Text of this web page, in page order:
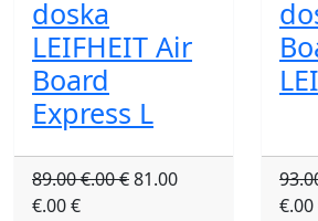
doska
LEIFHEIT Air
Board
Express L
89.00 €.00 €81.00
€.00 €
€.00